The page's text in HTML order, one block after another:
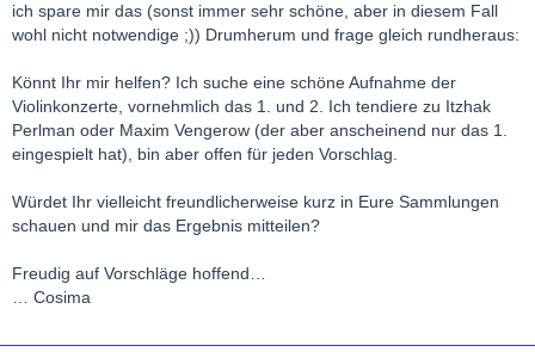
ich spare mir das (sonst immer sehr schöne, aber in diesem Fall
wohl nicht notwendige ;)) Drumherum und frage gleich rundheraus:
Könnt Ihr mir helfen? Ich suche eine schöne Aufnahme der
Violinkonzerte, vornehmlich das 1. und 2. Ich tendiere zu Itzhak
Perlman oder Maxim Vengerow (der aber anscheinend nur das 1.
eingespielt hat), bin aber offen für jeden Vorschlag.
Würdet Ihr vielleicht freundlicherweise kurz in Eure Sammlungen
schauen und mir das Ergebnis mitteilen?
Freudig auf Vorschläge hoffend…
… Cosima